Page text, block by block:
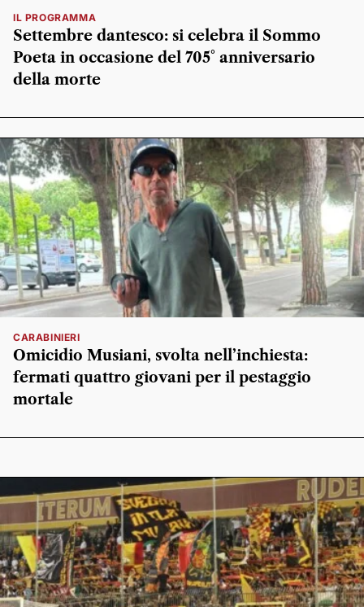
IL PROGRAMMA
Settembre dantesco: si celebra il Sommo
Poeta in occasione del 705° anniversario
della morte
CARABINIERI
Omicidio Musiani, svolta nell’inchiesta:
fermati quattro giovani per il pestaggio
mortale